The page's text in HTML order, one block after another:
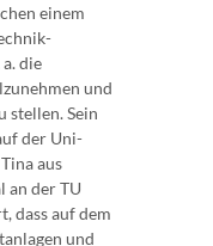
einem
die
und
stellen. Sein
der Uni-
aus
an der TU
dass auf dem
und